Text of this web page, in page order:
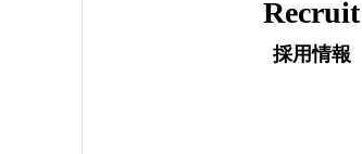
Recruit
採用情報